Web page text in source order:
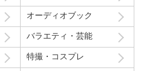
オーディオブック
バラエティ・芸能
特撮・コスプレ